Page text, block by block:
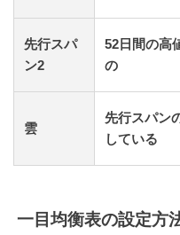
先行スパ
ン2
52日間の高
の
雲
先行スパン
している
一目均衡表の設定方